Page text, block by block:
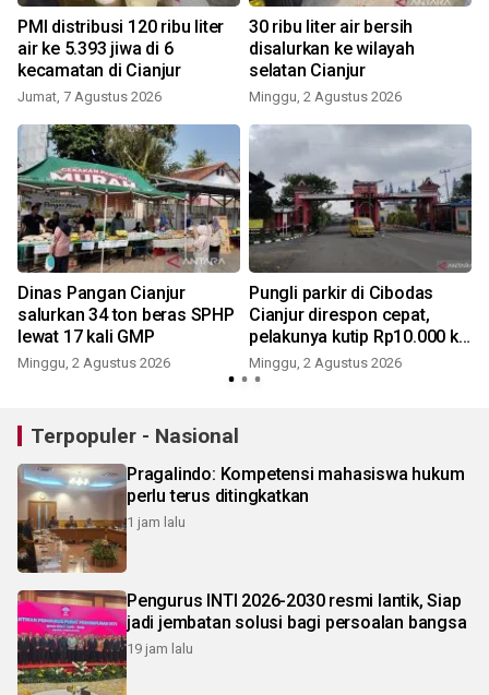
PMI distribusi 120 ribu liter
air ke 5.393 jiwa di 6
kecamatan di Cianjur
Jumat, 7 Agustus 2026
30 ribu liter air bersih
disalurkan ke wilayah
selatan Cianjur
Minggu, 2 Agustus 2026
Dinas Pangan Cianjur
salurkan 34 ton beras SPHP
lewat 17 kali GMP
Minggu, 2 Agustus 2026
Pungli parkir di Cibodas
Cianjur direspon cepat,
pelakunya kutip Rp10.000 ke
pengendara
Minggu, 2 Agustus 2026
Terpopuler - Nasional
Pragalindo: Kompetensi mahasiswa hukum
perlu terus ditingkatkan
1 jam lalu
Pengurus INTI 2026-2030 resmi lantik, Siap
jadi jembatan solusi bagi persoalan bangsa
19 jam lalu